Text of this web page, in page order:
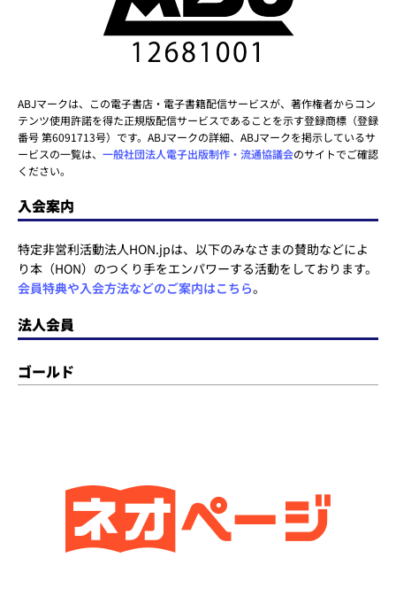
ABJマークは、この電子書店・電子書籍配信サービスが、著作権者からコン
テンツ使用許諾を得た正規版配信サービスであることを示す登録商標（登録
番号 第6091713号）です。ABJマークの詳細、ABJマークを掲示しているサ
ービスの一覧は、 一般社団法人電子出版制作・流通協議会のサイトでご確認
ください。
入会案内
特定非営利活動法人HON.jpは、以下のみなさまの賛助などによ
り本（HON）のつくり手をエンパワーする活動をしております。
会員特典や入会方法などのご案内はこちら。
法人会員
ゴールド